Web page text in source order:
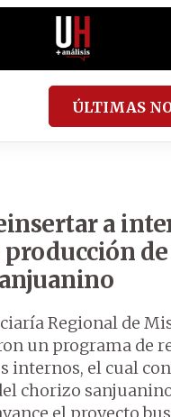
ÚLTIMAS
a
producción de
Regional de
un programa de
internos, el cual
chorizo